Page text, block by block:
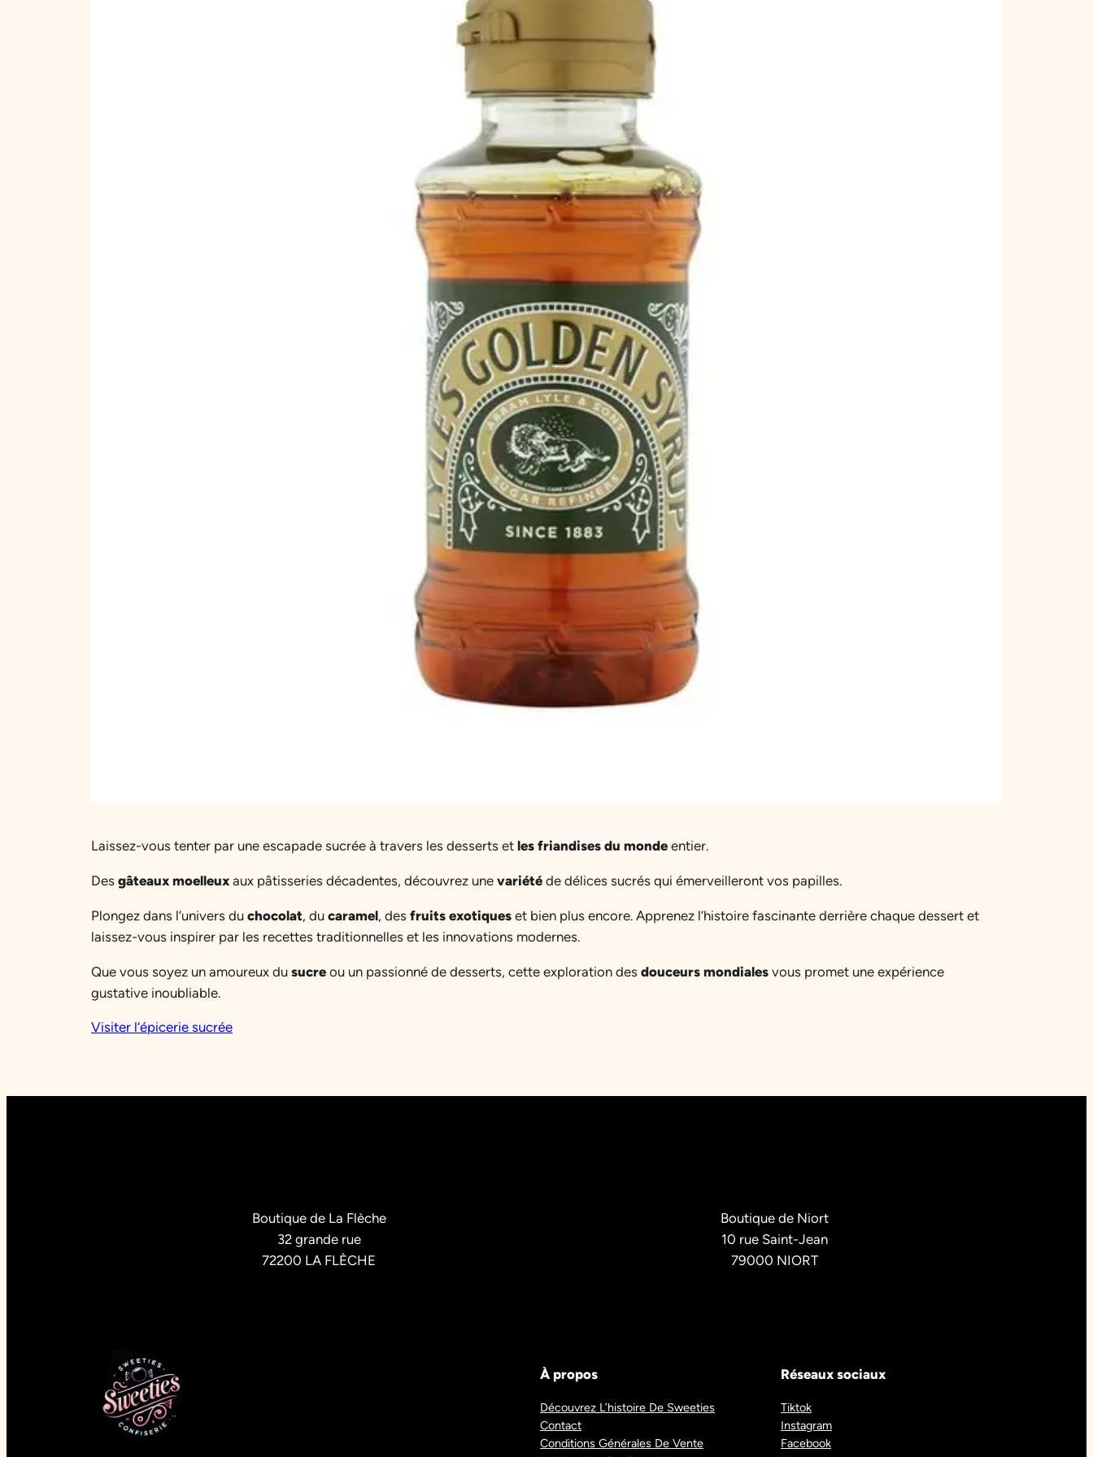
Laissez-vous tenter par une escapade sucrée à travers les desserts et les friandises du monde entier.
Des gâteaux moelleux aux pâtisseries décadentes, découvrez une variété de délices sucrés qui émerveilleront vos papilles.
Plongez dans l’univers du chocolat, du caramel, des fruits exotiques et bien plus encore. Apprenez l’histoire fascinante derrière chaque dessert et
laissez-vous inspirer par les recettes traditionnelles et les innovations modernes.
Que vous soyez un amoureux du sucre ou un passionné de desserts, cette exploration des douceurs mondiales vous promet une expérience
gustative inoubliable.
Visiter l’épicerie sucrée
Boutique de La Flèche
32 grande rue
72200 LA FLÈCHE
Boutique de Niort
10 rue Saint-Jean
79000 NIORT
À propos
Découvrez L’histoire De Sweeties
Contact
Conditions Générales De Vente
Réseaux sociaux
Tiktok
Instagram
Facebook